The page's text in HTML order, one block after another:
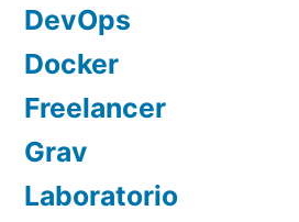
DevOps
Docker
Freelancer
Grav
Laboratorio